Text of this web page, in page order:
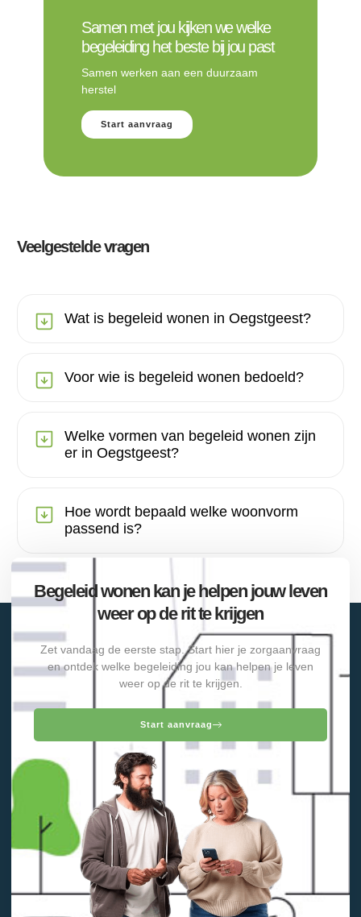
Samen met jou kijken we welke
begeleiding het beste bij jou past
Samen werken aan een duurzaam
herstel
Start aanvraag
Veelgestelde vragen
Wat is begeleid wonen in Oegstgeest?
Voor wie is begeleid wonen bedoeld?
Welke vormen van begeleid wonen zijn
er in Oegstgeest?
Hoe wordt bepaald welke woonvorm
passend is?
Begeleid wonen kan je helpen jouw leven
weer op de rit te krijgen
Zet vandaag de eerste stap. Start hier je zorgaanvraag
en ontdek welke begeleiding jou kan helpen je leven
weer op de rit te krijgen.
Start aanvraag